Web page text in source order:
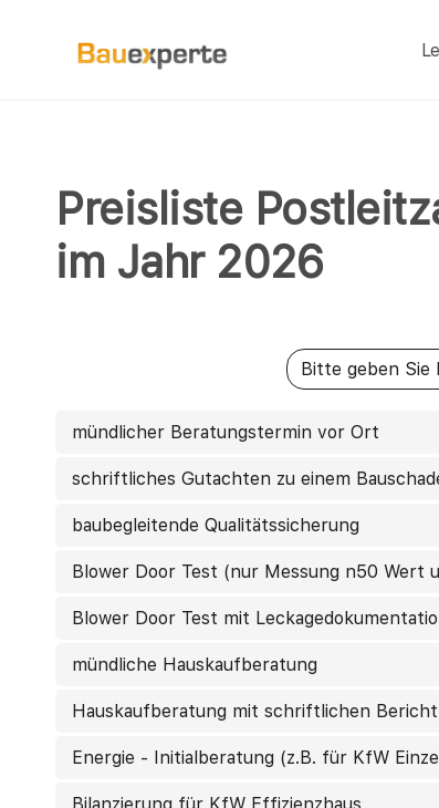
Preisliste
im Jahr 2026
mündlicher Beratungstermin vor Ort
schriftliches Gutachten zu einem
baubegleitende Qualitätssicherung
Blower Door Test (nur Messung n50 Wert
Blower Door Test mit
mündliche Hauskaufberatung
Hauskaufberatung mit schriftlichen Bericht
Energie - Initialberatung (z.B. für KfW